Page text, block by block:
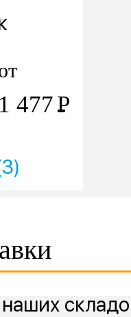
1 477Р